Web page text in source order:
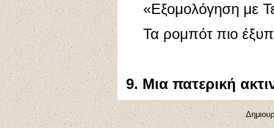
«Εξομολόγηση με
Τα ρομπότ πιο
9. Μια πατερική